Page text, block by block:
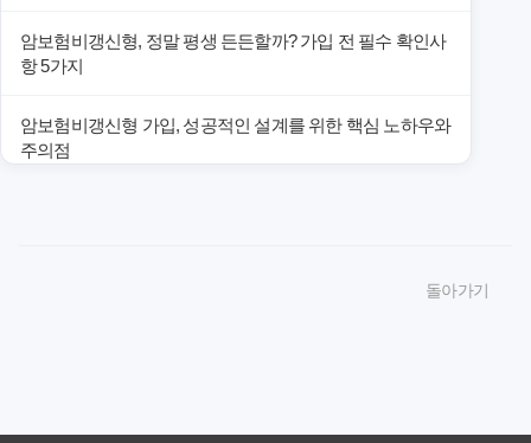
암보험비갱신형, 정말 평생 든든할까? 가입 전 필수 확인사
항 5가지
암보험비갱신형 가입, 성공적인 설계를 위한 핵심 노하우와
주의점
갱신형 암보험과 비갱신형, 어떤 차이가 있을까? 내게 맞는
돌아가기